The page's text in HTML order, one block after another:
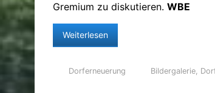
Gremium zu diskutieren. WBE
Weiterlesen
Dorferneuerung Bildergalerie,